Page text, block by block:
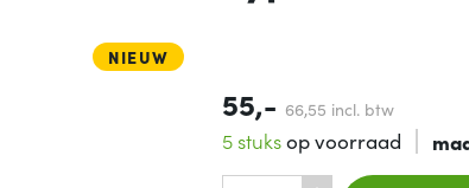
NIEUW
55,- 66,55 incl. btw
5 stuksop voorraad